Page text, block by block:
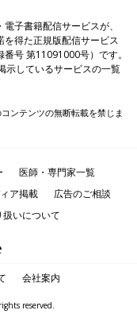
子書籍配信サービスが、
得た正規版配信サービス
号 第11091000号）です。
示しているサービスの一覧
ンテンツの無断転載を禁じま
医師・専門家一覧
ア掲載
広告のご相談
いについて
会社案内
reserved.